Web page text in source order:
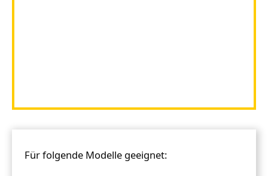
Für folgende Modelle geeignet: